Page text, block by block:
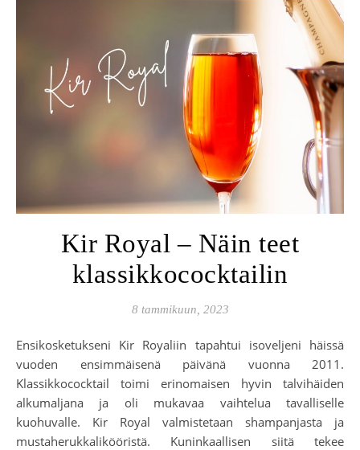
Kir Royal – Näin teet
klassikkococktailin
8 tammikuun, 2023
Ensikosketukseni Kir Royaliin tapahtui isoveljeni häissä
vuoden ensimmäisenä päivänä vuonna 2011.
Klassikkococktail toimi erinomaisen hyvin talvihäiden
alkumaljana ja oli mukavaa vaihtelua tavalliselle
kuohuvalle. Kir Royal valmistetaan shampanjasta ja
mustaherukkalikööristä. Kuninkaallisen siitä tekee